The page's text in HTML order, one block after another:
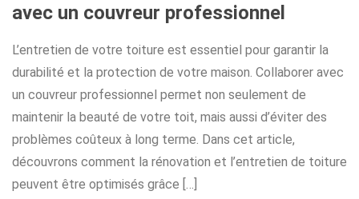
avec un couvreur professionnel
L’entretien de votre toiture est essentiel pour garantir la
durabilité et la protection de votre maison. Collaborer avec
un couvreur professionnel permet non seulement de
maintenir la beauté de votre toit, mais aussi d’éviter des
problèmes coûteux à long terme. Dans cet article,
découvrons comment la rénovation et l’entretien de toiture
peuvent être optimisés grâce […]